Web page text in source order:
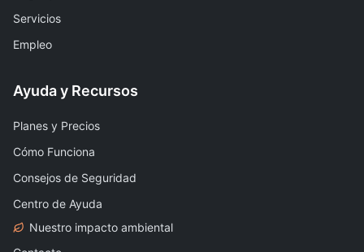
Servicios
Empleo
Ayuda y Recursos
Planes y Precios
Cómo Funciona
Consejos de Seguridad
Centro de Ayuda
Nuestro impacto ambiental